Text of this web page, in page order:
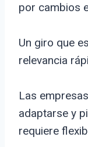
por cambios
Un giro que
relevancia
Las
adaptarse y
requiere